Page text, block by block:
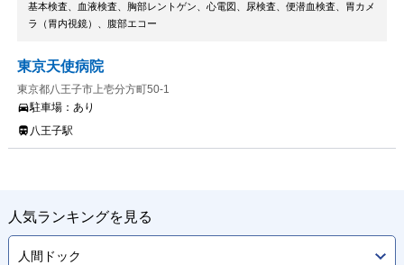
基本検査、血液検査、胸部レントゲン、心電図、尿検査、便潜血検査、胃カメ
ラ（胃内視鏡）、腹部エコー
東京天使病院
東京都八王子市上壱分方町50-1
駐車場： あり
八王子駅
人気ランキングを見る